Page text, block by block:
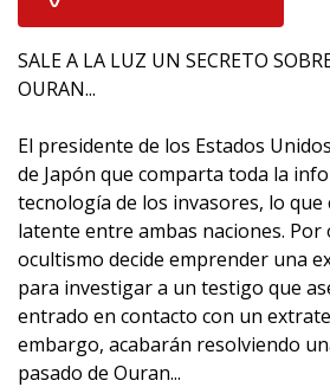
SALE A LA LUZ UN SECRETO
OURAN...
El presidente de los Estados
de Japón que comparta toda la
tecnología de los invasores, lo
latente entre ambas naciones.
ocultismo decide emprender una
para investigar a un testigo que
entrado en contacto con un
embargo, acabarán resolviendo
pasado de Ouran...